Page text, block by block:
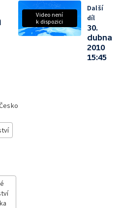
Video není
k dispozici
Další
díl
30.
dubna
2010
15:45